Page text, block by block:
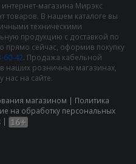
магазина Мирэкс
товаров. В нашем каталоге вы
техническими
продукцию с доставкой по
прямо сейчас, оформив покупку
60-42. Продажа кабельной
наших розничных магазинах,
нас на сайте.
магазином | Политика
на обработку персональных
|